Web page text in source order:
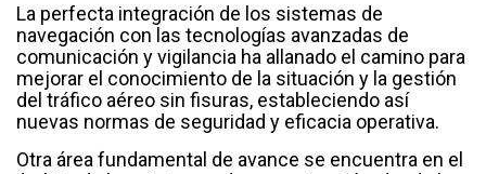
La perfecta integración de los sistemas de
navegación con las tecnologías avanzadas de
comunicación y vigilancia ha allanado el camino para
mejorar el conocimiento de la situación y la gestión
del tráfico aéreo sin fisuras, estableciendo así
nuevas normas de seguridad y eficacia operativa.
Otra área fundamental de avance se encuentra en el